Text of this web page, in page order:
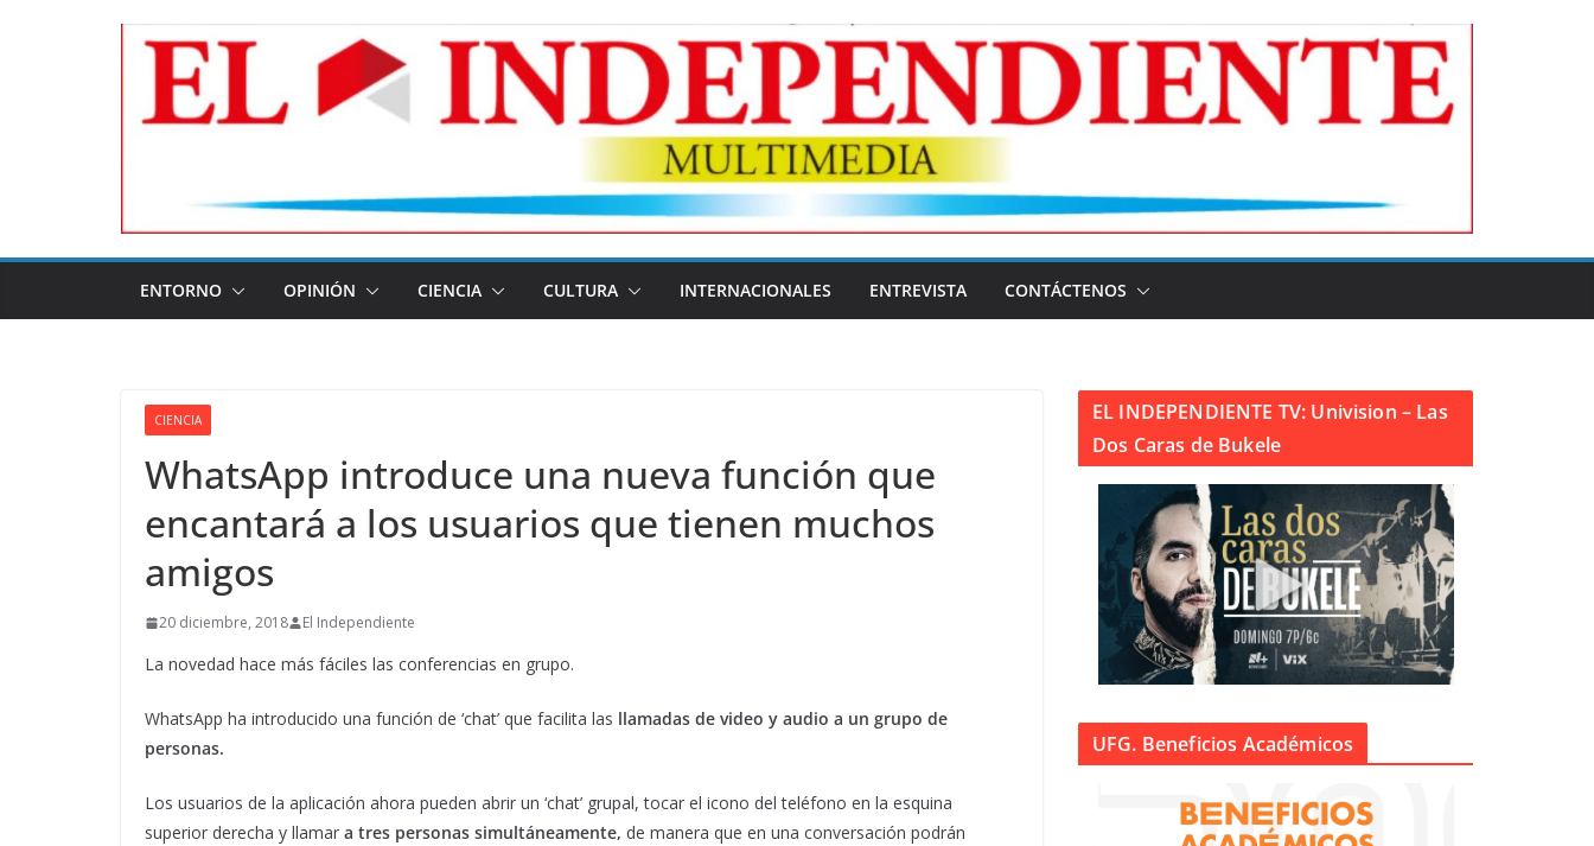
ENTORNO OPINIÓN CIENCIA CULTURA INTERNACIONALES ENTREVISTA CONTÁCTENOS
CIENCIA
WhatsApp introduce una nueva función que
encantará a los usuarios que tienen muchos
amigos
20 diciembre, 2018 El Independiente
La novedad hace más fáciles las conferencias en grupo.
WhatsApp ha introducido una función de ‘chat’ que facilita las llamadas de video y audio a un grupo de
personas.
Los usuarios de la aplicación ahora pueden abrir un ‘chat’ grupal, tocar el icono del teléfono en la esquina
superior derecha y llamar a tres personas simultáneamente, de manera que en una conversación podrán
EL INDEPENDIENTE TV: Univision – Las
Dos Caras de Bukele
UFG. Beneficios Académicos